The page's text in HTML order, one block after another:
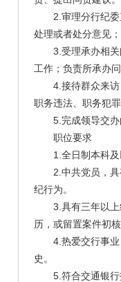
2.审理分行纪委直
处理或者处分意见
3.受理承办相关
工作；负责所承办
4.接待群众来访，
职务违法、职务犯
5.完成领导交办
职位要求
1.全日制本科及以
2.中共党员，具
纪行为。
3.具有三年以上
历，或留置案件初
4.热爱交行事业
史。
5.符合交通银行